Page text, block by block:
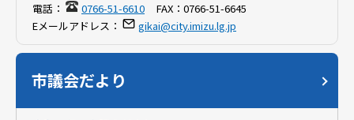
電話：
0766-51-6610 FAX： 0766-51-6645
Eメールアドレス：
gikai@city.imizu.lg.jp
市議会だより